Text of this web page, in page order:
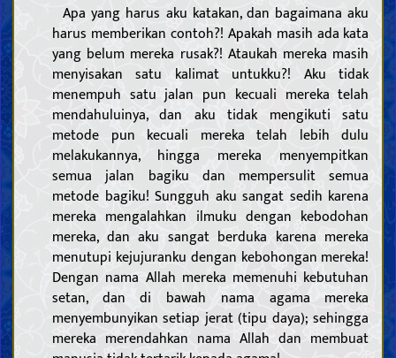
Apa yang harus aku katakan, dan bagaimana aku
harus memberikan contoh?! Apakah masih ada kata
yang belum mereka rusak?! Ataukah mereka masih
menyisakan satu kalimat untukku?! Aku tidak
menempuh satu jalan pun kecuali mereka telah
mendahuluinya, dan aku tidak mengikuti satu
metode pun kecuali mereka telah lebih dulu
melakukannya, hingga mereka menyempitkan
semua jalan bagiku dan mempersulit semua
metode bagiku! Sungguh aku sangat sedih karena
mereka mengalahkan ilmuku dengan kebodohan
mereka, dan aku sangat berduka karena mereka
menutupi kejujuranku dengan kebohongan mereka!
Dengan nama Allah mereka memenuhi kebutuhan
setan, dan di bawah nama agama mereka
menyembunyikan setiap jerat (tipu daya); sehingga
mereka merendahkan nama Allah dan membuat